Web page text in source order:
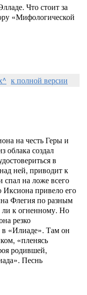
Что стоит за
«Мифологической
к полной версии
на честь Геры и
облака создал
в
ней, приводит к
спал на ложе всего
привело его
Флегия по разным
ли к огненному. Но
резко
в «Илиаде». Там он
«пленясь
родившей,
Песнь